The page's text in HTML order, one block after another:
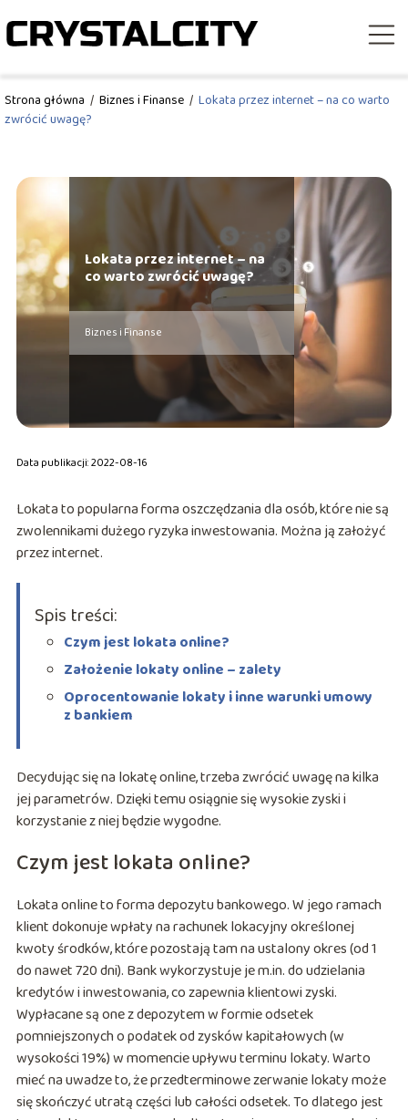
Strona główna / Biznes i Finanse / Lokata przez internet – na co warto
zwrócić uwagę?
Lokata przez internet – na
co warto zwrócić uwagę?
Biznes i Finanse
Data publikacji: 2022-08-16
Lokata to popularna forma oszczędzania dla osób, które nie są
zwolennikami dużego ryzyka inwestowania. Można ją założyć
przez internet.
Spis treści:
Czym jest lokata online?
Założenie lokaty online – zalety
Oprocentowanie lokaty i inne warunki umowy
z bankiem
Decydując się na lokatę online, trzeba zwrócić uwagę na kilka
jej parametrów. Dzięki temu osiągnie się wysokie zyski i
korzystanie z niej będzie wygodne.
Czym jest lokata online?
Lokata online to forma depozytu bankowego. W jego ramach
klient dokonuje wpłaty na rachunek lokacyjny określonej
kwoty środków, które pozostają tam na ustalony okres (od 1
do nawet 720 dni). Bank wykorzystuje je m.in. do udzielania
kredytów i inwestowania, co zapewnia klientowi zyski.
Wypłacane są one z depozytem w formie odsetek
pomniejszonych o podatek od zysków kapitałowych (w
wysokości 19%) w momencie upływu terminu lokaty. Warto
mieć na uwadze to, że przedterminowe zerwanie lokaty może
się skończyć utratą części lub całości odsetek. To dlatego jest